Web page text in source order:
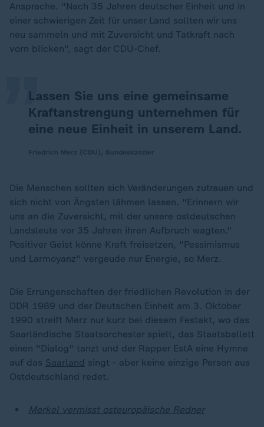
Ansprache. "Nach 35 Jahren deutscher Einheit und in
einer schwierigen Zeit für unser Land sollten wir uns
neu sammeln und mit Zuversicht und Tatkraft nach
vorn blicken", sagt der CDU-Chef.
Lassen Sie uns eine gemeinsame
Kraftanstrengung unternehmen für
eine neue Einheit in unserem Land.
„
Die Menschen sollten sich Veränderungen zutrauen und
sich nicht von Ängsten lähmen lassen. "Erinnern wir
uns an die Zuversicht, mit der unsere ostdeutschen
Landsleute vor 35 Jahren ihren Aufbruch wagten."
Positiver Geist könne Kraft freisetzen, "Pessimismus
und Larmoyanz" vergeude nur Energie, so Merz.
Die Errungenschaften der friedlichen Revolution in der
DDR 1989 und der Deutschen Einheit am 3. Oktober
1990 streift Merz nur kurz bei diesem Festakt, wo das
Saarländische Staatsorchester spielt, das Staatsballett
einen "Dialog" tanzt und der Rapper EstA eine Hymne
auf das Saarland singt - aber keine einzige Person aus
Ostdeutschland redet.
Merkel vermisst osteuropäische Redner